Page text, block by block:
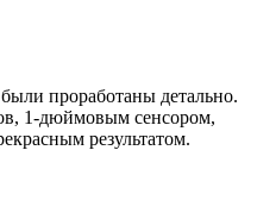
проработаны детально.
1-дюймовым сенсором,
результатом.